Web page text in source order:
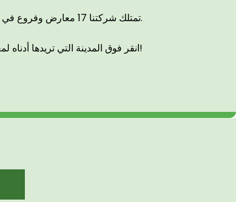
تمتلك شركتنا 17 معارض وفروع في المملكة العربية السعودية وتحديداً في المنطقة الشرقية في مختلف المدن.
انقر فوق المدينة التي تريدها أدناه لمعرفة التفاصيل!